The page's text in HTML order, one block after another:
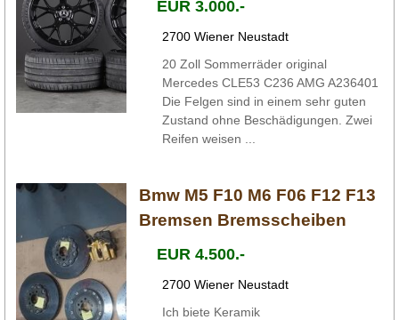
EUR 3.000.-
2700 Wiener Neustadt
20 Zoll Sommerräder original
Mercedes CLE53 C236 AMG A236401
Die Felgen sind in einem sehr guten
Zustand ohne Beschädigungen. Zwei
Reifen weisen ...
Bmw M5 F10 M6 F06 F12 F13
Bremsen Bremsscheiben
EUR 4.500.-
2700 Wiener Neustadt
Ich biete Keramik